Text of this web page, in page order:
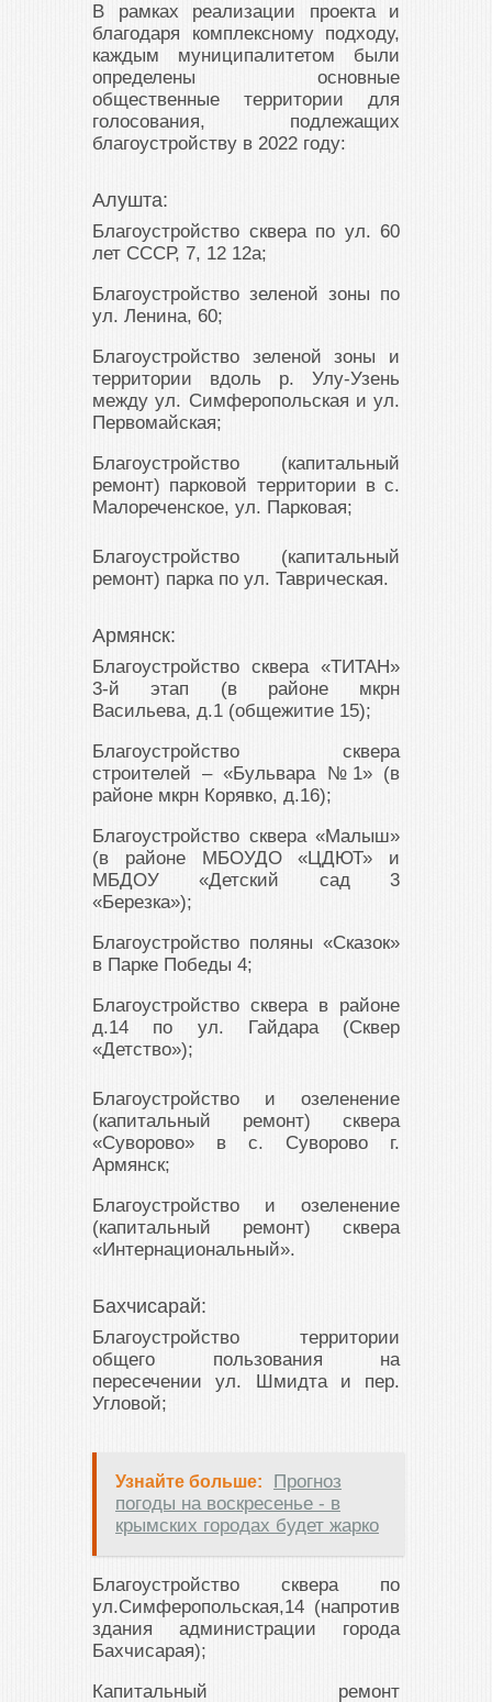
В рамках реализации проекта и
благодаря комплексному подходу,
каждым муниципалитетом были
определены основные
общественные территории для
голосования, подлежащих
благоустройству в 2022 году:
Алушта:
Благоустройство сквера по ул. 60
лет СССР, 7, 12 12а;
Благоустройство зеленой зоны по
ул. Ленина, 60;
Благоустройство зеленой зоны и
территории вдоль р. Улу-Узень
между ул. Симферопольская и ул.
Первомайская;
Благоустройство (капитальный
ремонт) парковой территории в с.
Малореченское, ул. Парковая;
Благоустройство (капитальный
ремонт) парка по ул. Таврическая.
Армянск:
Благоустройство сквера «ТИТАН»
3-й этап (в районе мкрн
Васильева, д.1 (общежитие 15);
Благоустройство сквера
строителей – «Бульвара №1» (в
районе мкрн Корявко, д.16);
Благоустройство сквера «Малыш»
(в районе МБОУДО «ЦДЮТ» и
МБДОУ «Детский сад 3
«Березка»);
Благоустройство поляны «Сказок»
в Парке Победы 4;
Благоустройство сквера в районе
д.14 по ул. Гайдара (Сквер
«Детство»);
Благоустройство и озеленение
(капитальный ремонт) сквера
«Суворово» в с. Суворово г.
Армянск;
Благоустройство и озеленение
(капитальный ремонт) сквера
«Интернациональный».
Бахчисарай:
Благоустройство территории
общего пользования на
пересечении ул. Шмидта и пер.
Угловой;
Узнайте больше:
Прогноз
погоды на воскресенье - в
крымских городах будет жарко
Благоустройство сквера по
ул.Симферопольская,14 (напротив
здания администрации города
Бахчисарая);
Капитальный ремонт